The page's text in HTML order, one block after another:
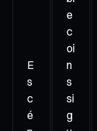
E
s
c
é
e
c
oi
n
s
si
g